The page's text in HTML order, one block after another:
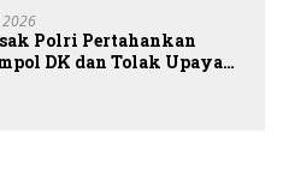
2026
Polri Pertahankan
DK dan Tolak Upaya